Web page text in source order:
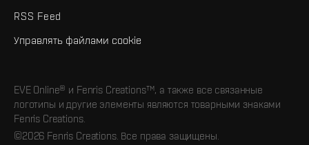
RSS Feed
Управлять файлами cookie
EVE Online® и Fenris Creations™, а также все связанные
логотипы и другие элементы являются товарными знаками
Fenris Creations.
©2026 Fenris Creations. Все права защищены.